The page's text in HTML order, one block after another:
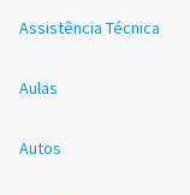
Assistência Técnica
Aulas
Autos